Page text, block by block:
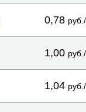
0,78
1,00
1,04